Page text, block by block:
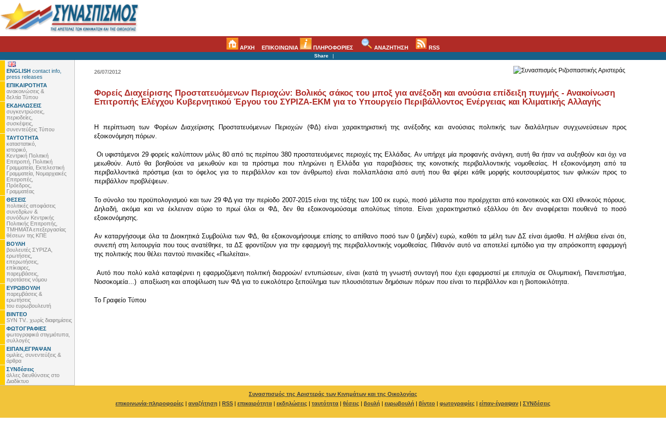
ΑΡΧΗ ΕΠΙΚΟΙΝΩΝΙΑ ΠΛΗΡΟΦΟΡΙΕΣ ΑΝΑΖΗΤΗΣΗ RSS
Share |
ENGLISH contact info,
press releases
ΕΠΙΚΑΙΡΟΤΗΤΑ
ανακοινώσεις &
δελτία Τύπου
ΕΚΔΗΛΩΣΕΙΣ
συγκεντρώσεις,
περιοδείες,
συσκέψεις,
συνεντεύξεις Τύπου
ΤΑΥΤΟΤΗΤΑ
καταστατικό,
ιστορικό,
Κεντρική Πολιτική
Επιτροπή, Πολιτική
Γραμματεία, Εκτελεστική
Γραμματεία, Νομαρχιακές
Επιτροπές,
Πρόεδρος,
Γραμματέας
ΘΕΣΕΙΣ
πολιτικές αποφάσεις
συνεδρίων &
συνόδων Κεντρικής
Πολιτικής Επιτροπής,
ΤΜΗΜΑΤΑ επεξεργασίας
θέσεων της ΚΠΕ
ΒΟΥΛΗ
βουλευτές ΣΥΡΙΖΑ,
ερωτήσεις,
επερωτήσεις,
επίκαιρες,
παρεμβάσεις,
προτάσεις νόμου
ΕΥΡΩΒΟΥΛΗ
παρεμβάσεις &
ερωτήσεις
του ευρωβουλευτή
ΒΙΝΤΕΟ
SYN TV.. χωρίς διαφημίσεις
ΦΩΤΟΓΡΑΦΙΕΣ
φωτογραφικά στιγμιότυπα,
συλλογές
ΕΙΠΑΝ,ΕΓΡΑΨΑΝ
ομιλίες, συνεντεύξεις &
άρθρα
ΣΥΝδέσεις
άλλες διευθύνσεις στο
Διαδίκτυο
26/07/2012
Φορείς Διαχείρισης Προστατευόμενων Περιοχών: Βολικός σάκος του μποξ για ανέξοδη και ανούσια επίδειξη πυγμής - Ανακοίνωση
Επιτροπής Ελέγχου Κυβερνητικού Έργου του ΣΥΡΙΖΑ-ΕΚΜ για το Υπουργείο Περιβάλλοντος Ενέργειας και Κλιματικής Αλλαγής
Η περίπτωση των Φορέων Διαχείρισης Προστατευόμενων Περιοχών (ΦΔ) είναι χαρακτηριστική της ανέξοδης και ανούσιας πολιτικής των διαλάλητων συγχωνεύσεων προς
εξοικονόμηση πόρων.
Οι υφιστάμενοι 29 φορείς καλύπτουν μόλις 80 από τις περίπου 380 προστατευόμενες περιοχές της Ελλάδας. Αν υπήρχε μία προφανής ανάγκη, αυτή θα ήταν να αυξηθούν και όχι να
μειωθούν. Αυτό θα βοηθούσε να μειωθούν και τα πρόστιμα που πληρώνει η Ελλάδα για παραβιάσεις της κοινοτικής περιβαλλοντικής νομοθεσίας. Η εξοικονόμηση από τα
περιβαλλοντικά πρόστιμα (και το όφελος για το περιβάλλον και τον άνθρωπο) είναι πολλαπλάσια από αυτή που θα φέρει κάθε μορφής κουτσουρέματος των φιλικών προς το
περιβάλλον προβλέψεων.
Το σύνολο του προϋπολογισμού και των 29 ΦΔ για την περίοδο 2007-2015 είναι της τάξης των 100 εκ ευρώ, ποσό μάλιστα που προέρχεται από κοινοτικούς και ΟΧΙ εθνικούς πόρους.
Δηλαδή, ακόμα και να έκλειναν αύριο το πρωί όλοι οι ΦΔ, δεν θα εξοικονομούσαμε απολύτως τίποτα. Είναι χαρακτηριστικό εξάλλου ότι δεν αναφέρεται πουθενά το ποσό
εξοικονόμησης.
Αν καταργήσουμε όλα τα Διοικητικά Συμβούλια των ΦΔ, θα εξοικονομήσουμε επίσης το απίθανο ποσό των 0 (μηδέν) ευρώ, καθότι τα μέλη των ΔΣ είναι άμισθα. Η αλήθεια είναι ότι,
συνεπή στη λειτουργία που τους ανατέθηκε, τα ΔΣ φροντίζουν για την εφαρμογή της περιβαλλοντικής νομοθεσίας. Πιθανόν αυτό να αποτελεί εμπόδιο για την απρόσκοπτη εφαρμογή
της πολιτικής που θέλει παντού πινακίδες «Πωλείται».
Αυτό που πολύ καλά καταφέρνει η εφαρμοζόμενη πολιτική διαρροών/ εντυπώσεων, είναι (κατά τη γνωστή συνταγή που έχει εφαρμοστεί με επιτυχία σε Ολυμπιακή, Πανεπιστήμια,
Νοσοκομεία...) απαξίωση και αποψίλωση των ΦΔ για το ευκολότερο ξεπούλημα των πλουσιότατων δημόσιων πόρων που είναι το περιβάλλον και η βιοποικιλότητα.
To Γραφείο Τύπου
Συνασπισμός της Αριστεράς των Κινημάτων και της Οικολογίας
επικοινωνία-πληροφορίες | αναζήτηση | RSS | επικαιρότητα | εκδηλώσεις | ταυτότητα | θέσεις | βουλή | ευρωβουλή | βίντεο | φωτογραφίες | είπαν-έγραψαν | ΣΥΝδέσεις